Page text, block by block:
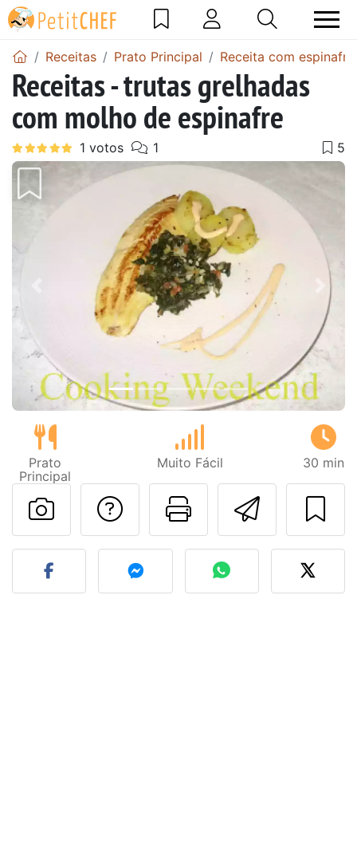
Receitas Prato Principal Receita com espinafre
Receitas - trutas grelhadas
com molho de espinafre
Anterior Next
Prato
Principal
Muito Fácil 30 min
Imprima
Falar com o autor
Fez esta receita?